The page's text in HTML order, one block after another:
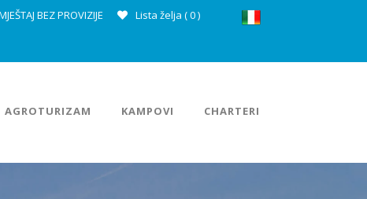
BEZ PROVIZIJE Lista želja (0)
AGROTURIZAM KAMPOVI CHARTERI